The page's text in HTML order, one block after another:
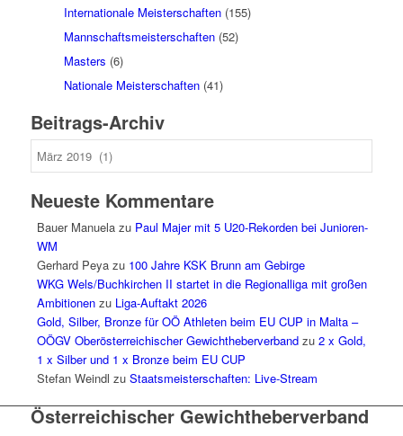
Internationale Meisterschaften(155)
Mannschaftsmeisterschaften(52)
Masters (6)
Nationale Meisterschaften(41)
Beitrags-Archiv
Neueste Kommentare
Bauer Manuelazu Paul Majer mit 5 U20-Rekorden bei Junioren-
WM
Gerhard Peyazu 100 Jahre KSK Brunn am Gebirge
WKG Wels/Buchkirchen II startet in die Regionalliga mit großen
Ambitionenzu Liga-Auftakt 2026
Gold, Silber, Bronze für OÖ Athleten beim EU CUP in Malta –
OÖGV Oberösterreichischer Gewichtheberverbandzu 2 x Gold,
1 x Silber und 1 x Bronze beim EU CUP
Stefan Weindl zu Staatsmeisterschaften: Live-Stream
Österreichischer Gewichtheberverband